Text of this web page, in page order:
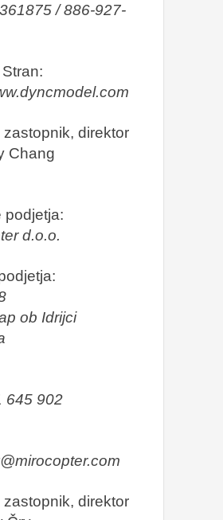
/ 886-927-
zastopnik, direktor
Chang
podjetja:
d.o.o.
ob Idrijci
645 902
zastopnik, direktor